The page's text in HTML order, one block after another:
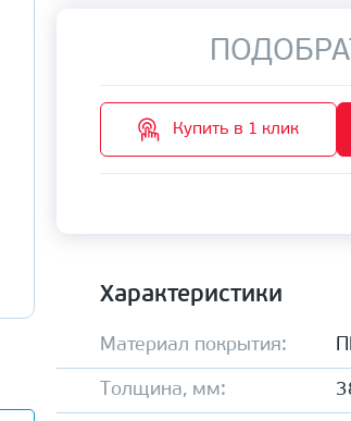
Купить в 1 клик
Характеристики
Материал покрытия:
Толщина, мм: